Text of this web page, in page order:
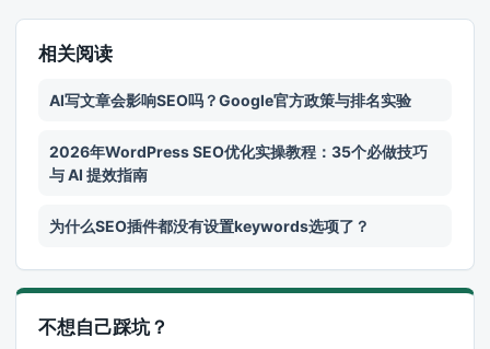
相关阅读
AI写文章会影响SEO吗？Google官方政策与排名实验
2026年WordPress SEO优化实操教程：35个必做技巧
与 AI 提效指南
为什么SEO插件都没有设置keywords选项了？
不想自己踩坑？